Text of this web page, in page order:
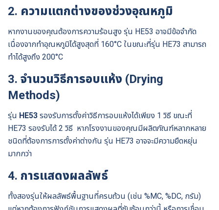
2. ความแตกต่างของช่วงอุณหภูมิ
หากงานของคุณต้องการความร้อนสูง รุ่น HE53 อาจมีข้อจำกัด
เนื่องจากทำอุณหภูมิได้สูงสุดที่ 160°C ในขณะที่รุ่น HE73 สามารถ
ทำได้สูงถึง 200°C
3. จำนวนวิธีการอบแห้ง (Drying
Methods)
รุ่น HE53 รองรับการตั้งค่าวิธีการอบแห้งได้เพียง 1 วิธี ขณะที่
HE73 รองรับได้ 2 วิธี หากโรงงานของคุณมีผลิตภัณฑ์หลากหลาย
ชนิดที่ต้องการการตั้งค่าต่างกัน รุ่น HE73 อาจจะมีความยืดหยุ่น
มากกว่า
4. การแสดงผลลัพธ์
ทั้งสองรุ่นให้ผลลัพธ์พื้นฐานที่ครบถ้วน (เช่น %MC, %DC, กรัม)